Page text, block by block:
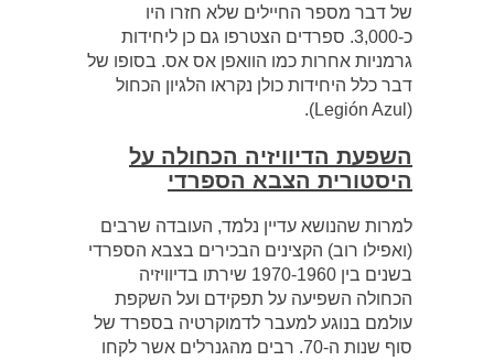
של דבר מספר החיילים שלא חזרו היו
כ-3,000. ספרדים הצטרפו גם כן ליחידות
גרמניות אחרות כמו הוואפן אס אס. בסופו של
דבר כלל היחידות כולן נקראו הלגיון הכחול
(Legión Azul).
השפעת הדיוויזיה הכחולה על
היסטורית הצבא הספרדי
למרות שהנושא עדיין נלמד, העובדה שרבים
(ואפילו רוב) הקצינים הבכירים בצבא הספרדי
בשנים בין 1970-1960 שירתו בדיוויזיה
הכחולה השפיעה על תפקידם ועל השקפת
עולמם בנוגע למעבר לדמוקרטיה בספרד של
סוף שנות ה-70. רבים מהגנרלים אשר לקחו